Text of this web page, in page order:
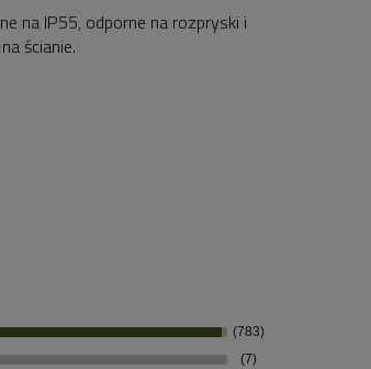
na IP55, odporne na rozpryski i
ścianie.
(783)
(7)